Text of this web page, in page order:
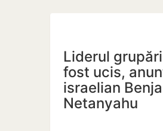
Liderul
fost ucis,
israelian
Netanyahu